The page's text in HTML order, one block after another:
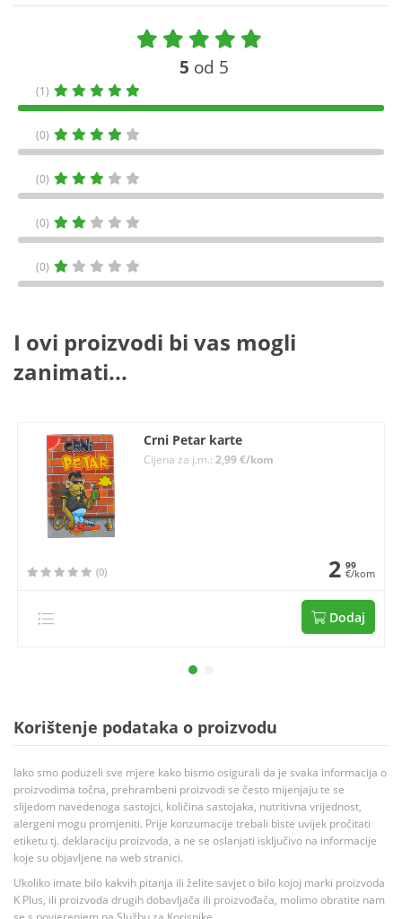
5 od 5
(1)
(0)
(0)
(0)
(0)
I ovi proizvodi bi vas mogli
zanimati...
Crni Petar karte
Cijena za j.m.:2,99 €/kom
(0) 2 99
€/kom
Dodaj
Korištenje podataka o proizvodu
Iako smo poduzeli sve mjere kako bismo osigurali da je svaka informacija o
proizvodima točna, prehrambeni proizvodi se često mijenjaju te se
slijedom navedenoga sastojci, količina sastojaka, nutritivna vrijednost,
alergeni mogu promjeniti. Prije konzumacije trebali biste uvijek pročitati
etiketu tj. deklaraciju proizvoda, a ne se oslanjati isključivo na informacije
koje su objavljene na web stranici.
Ukoliko imate bilo kakvih pitanja ili želite savjet o bilo kojoj marki proizvoda
K Plus, ili proizvoda drugih dobavljača ili proizvođača, molimo obratite nam